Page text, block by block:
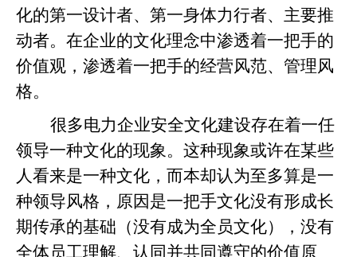
化的第一设计者、第一身体力行者、主要推
动者。在企业的文化理念中渗透着一把手的
价值观，渗透着一把手的经营风范、管理风
格。
很多电力企业安全文化建设存在着一任
领导一种文化的现象。这种现象或许在某些
人看来是一种文化，而本却认为至多算是一
种领导风格，原因是一把手文化没有形成长
期传承的基础（没有成为全员文化），没有
全体员工理解、认同并共同遵守的价值原